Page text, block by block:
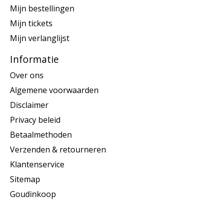
Mijn bestellingen
Mijn tickets
Mijn verlanglijst
Informatie
Over ons
Algemene voorwaarden
Disclaimer
Privacy beleid
Betaalmethoden
Verzenden & retourneren
Klantenservice
Sitemap
Goudinkoop